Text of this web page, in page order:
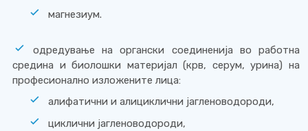
магнезиум.
одредување на органски соединенија во работна
средина и биолошки материјал (крв, серум, урина) на
професионално изложените лица:
алифатични и алициклични јагленоводороди,
циклични јагленоводороди,